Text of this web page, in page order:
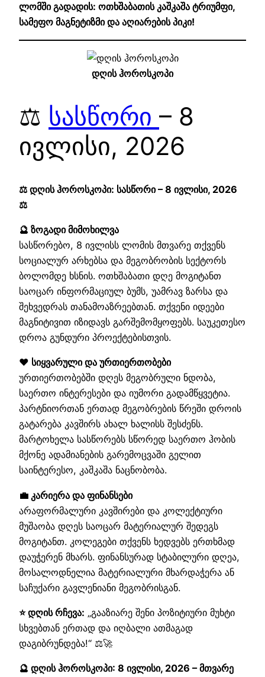
ლომში გადადის: ოთხშაბათის კაშკაშა ტრიუმფი,
სამეფო მაგნეტიზმი და აღიარების პიკი!
დღის ჰოროსკოპი
⚖️ სასწორი – 8
ივლისი, 2026
⚖️ დღის ჰოროსკოპი: სასწორი – 8 ივლისი, 2026
⚖️
🔮 ზოგადი მიმოხილვა
სასწორებო, 8 ივლისს ლომის მთვარე თქვენს
სოციალურ არხებსა და მეგობრობის სექტორს
ბოლომდე ხსნის. ოთხშაბათი დღე მოგიტანთ
საოცარ ინფორმაციულ ბუმს, უამრავ ზარსა და
შეხვედრას თანამოაზრეებთან. თქვენი იდეები
მაგნიტივით იზიდავს გარშემომყოფებს. საუკეთესო
დროა გუნდური პროექტებისთვის.
❤️ სიყვარული და ურთიერთობები
ურთიერთობებში დღეს მეგობრული ნდობა,
საერთო ინტერესები და იუმორი გადამწყვეტია.
პარტნიორთან ერთად მეგობრების წრეში დროის
გატარება კავშირს ახალ ხალისს შესძენს.
მარტოხელა სასწორებს სწორედ საერთო ჰობის
მქონე ადამიანების გარემოცვაში გელით
საინტერესო, კაშკაშა ნაცნობობა.
💼 კარიერა და ფინანსები
არაფორმალური კავშირები და კოლექტიური
მუშაობა დღეს საოცარ მატერიალურ შედეგს
მოგიტანთ. კოლეგები თქვენს ხედვებს ერთხმად
დაუჭერენ მხარს. ფინანსურად სტაბილური დღეა,
მოსალოდნელია მატერიალური მხარდაჭერა ან
საჩუქარი გავლენიანი მეგობრისგან.
⭐ დღის რჩევა: „გააზიარე შენი პოზიტიური მუხტი
სხვებთან ერთად და იღბალი ათმაგად
დაგიბრუნდება!“ ⚖️🚀
🔮 დღის ჰოროსკოპი: 8 ივლისი, 2026 – მთვარე